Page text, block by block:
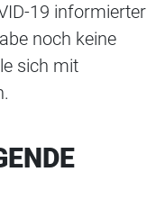
19 informierter
noch keine
sich mit